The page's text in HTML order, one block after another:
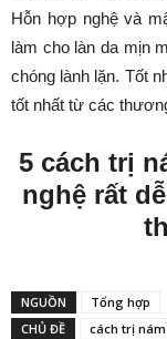
Hỗn hợp nghệ và
làm cho làn da mịn
chóng lành lặn. Tốt
tốt nhất từ các
5 cách trị
nghệ rất
NGUỒN
Tổng hợp
CHỦ ĐỀ
cách trị